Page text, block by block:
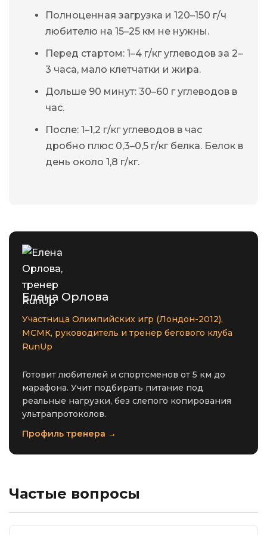
Полноценная загрузка и 120–150 г/ч
любителю на 15–25 км не нужны.
Перед стартом: 1–4 г/кг углеводов за 2–
3 часа, мало клетчатки и жира.
Дольше 90 минут: 30–60 г углеводов в
час.
После: 1–1,2 г/кг углеводов в час
дробно плюс 0,3–0,5 г/кг белка. Белок в
день около 1,8 г/кг.
Елена Орлова
Участница Олимпийских игр (Лондон-2012),
МСМК, руководитель и тренер бегового клуба
RunUp
Готовит любителей и спортсменов от 5 км до
марафона. Учит подбирать питание под
реальные нагрузки, без слепого копирования
ультрапротоколов.
Профиль тренера →
Частые вопросы